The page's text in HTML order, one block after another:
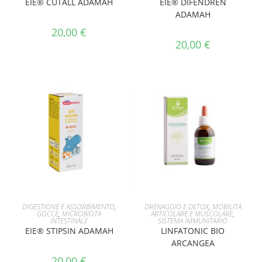
20,00€
ADAMAH
20,00 €
AGGIUNGI AL CARRELLO
DIGESTIONE E ASSORBIMENTO,
GOCCE,MICROBIOTA
INTESTINALE
EIE® STIPSIN ADAMAH
AGGIUNGI AL CARRELLO
DRENAGGIO E DETOX, MOBILITÀ
ARTICOLARE E MUSCOLARE,
SISTEMA IMMUNITARIO
LINFATONIC BIO
ARCANGEA